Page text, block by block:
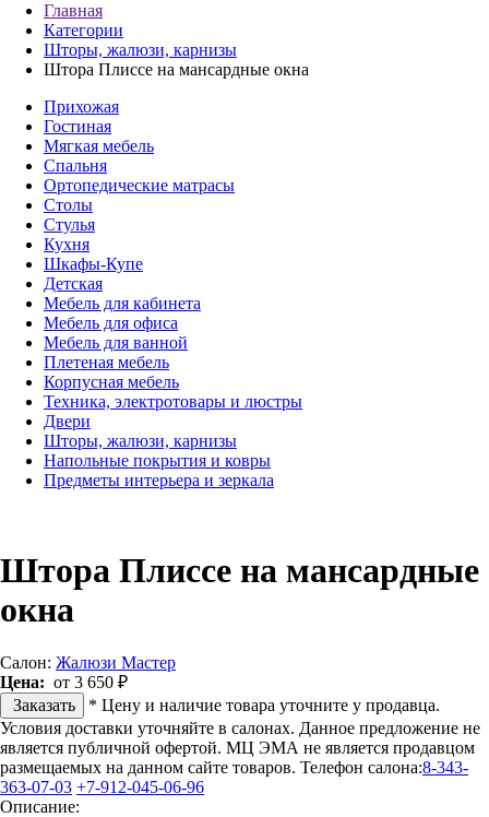
Главная
Категории
Шторы, жалюзи, карнизы
Штора Плиссе на мансардные окна
Прихожая
Гостиная
Мягкая мебель
Спальня
Ортопедические матрасы
Столы
Стулья
Кухня
Шкафы-Купе
Детская
Мебель для кабинета
Мебель для офиса
Мебель для ванной
Плетеная мебель
Корпусная мебель
Техника, электротовары и люстры
Двери
Шторы, жалюзи, карнизы
Напольные покрытия и ковры
Предметы интерьера и зеркала
Штора Плиссе на мансардные
окна
Салон: Жалюзи Мастер
Цена: от 3 650 ₽
Заказать
* Цену и наличие товара уточните у продавца.
Условия доставки уточняйте в салонах. Данное предложение не
является публичной офертой. МЦ ЭМА не является продавцом
размещаемых на данном сайте товаров. Телефон салона:8-343-
363-07-03 +7-912-045-06-96
Описание: